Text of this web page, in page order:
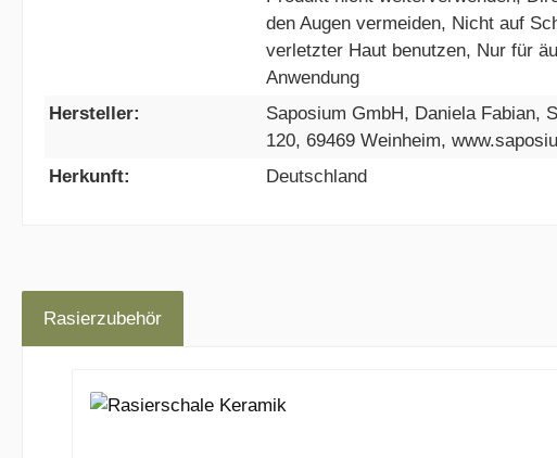
den Augen vermeiden, Nicht auf
verletzter Haut benutzen, Nur für
Anwendung
Hersteller:
Saposium GmbH, Daniela Fabian,
120, 69469 Weinheim,
Herkunft:
Deutschland
Rasierzubehör